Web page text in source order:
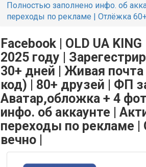
Полностью заполнено инфо. об
переходы по рекламе | Отлёжка
Facebook | OLD UA
2025 году |
30+ дней | Живая
код) | 80+ друзей | ФП
Аватар,обложка + 4
инфо. об аккаунте |
переходы по рекламе
вечно |